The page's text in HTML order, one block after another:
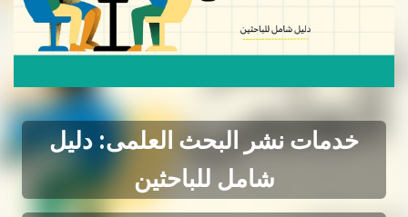
خدمات نشر البحث العلمی: دلیل
شامل للباحثین